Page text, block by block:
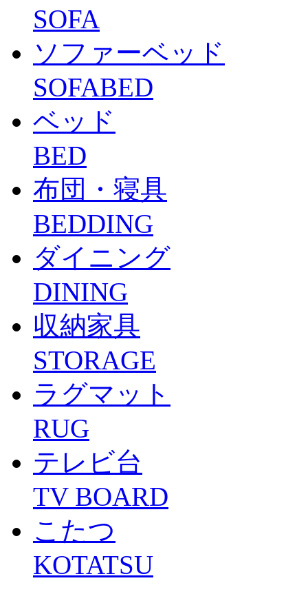
SOFA
ソファーベッド
SOFABED
ベッド
BED
布団・寝具
BEDDING
ダイニング
DINING
収納家具
STORAGE
ラグマット
RUG
テレビ台
TV BOARD
こたつ
KOTATSU